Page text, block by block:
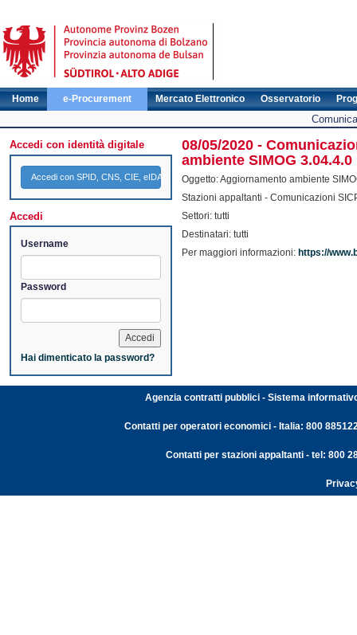
Home e-Procurement Mercato Elettronico Osservatorio
Accedi con identità digitale
Accedi con SPID, CNS, CIE, eIDAS
Accedi
Username
Password
Hai dimenticato la password?
08/05/2020 -
ambiente SIMOG 3.04.4.0
Oggetto: Aggiornamento ambiente
Stazioni appaltanti - Comunicazioni
Settori: tutti
Destinatari: tutti
Per maggiori informazioni: https://
Agenzia contratti pubblici - Sistema
Contatti per operatori economici - Italia: 800
Contatti per stazioni appaltanti - tel: 800